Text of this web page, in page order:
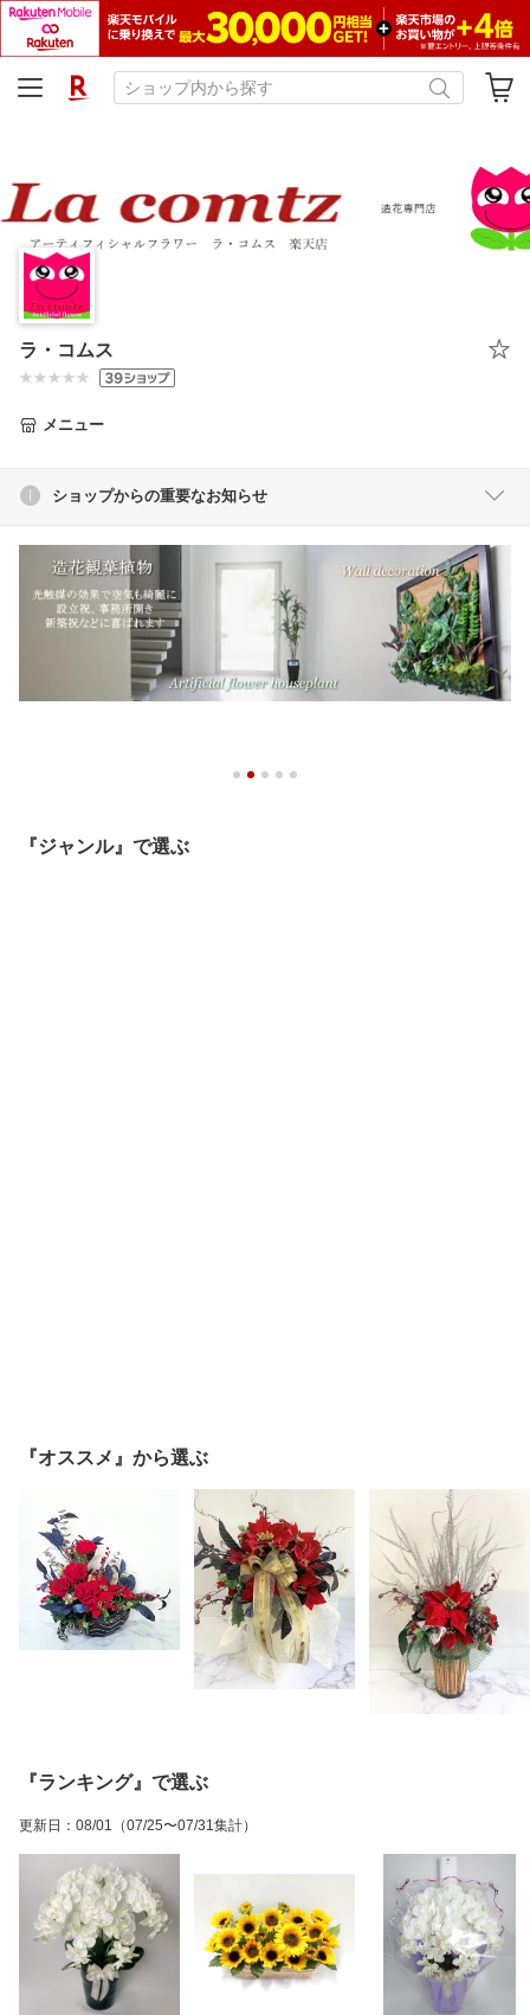
ラ・コムス
メニュー
ショップからの重要なお知らせ
『ジャンル』で選ぶ
『オススメ』から選ぶ
『ランキング』で選ぶ
更新日 ： 08/01 （07/25〜07/31集計）